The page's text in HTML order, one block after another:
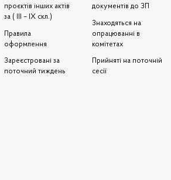
проєктів інших актів
за ( III – IX скл.)
Правила
оформлення
Зареєстровані за
поточний тиждень
документів до ЗП
Знаходяться на
опрацюванні в
комітетах
Прийняті на поточній
сесії